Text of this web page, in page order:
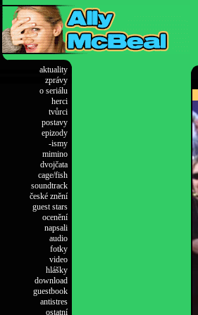
aktuality
zprávy
o seriálu
herci
tvůrci
postavy
epizody
-ismy
mimino
dvojčata
cage/fish
soundtrack
české znění
guest stars
ocenění
napsali
audio
fotky
video
hlášky
download
guestbook
antistres
ostatní